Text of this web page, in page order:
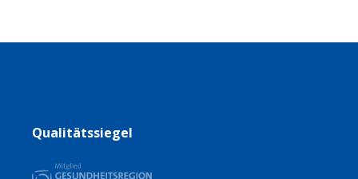
Qualitätssiegel